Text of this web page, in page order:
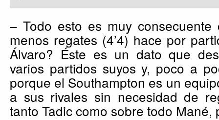
– Todo esto es muy
menos regates (4’4) hace por
Álvaro? Éste es un dato que
varios partidos suyos y, poco a
porque el Southampton es un
a sus rivales sin necesidad de
tanto Tadic como sobre todo Mané,